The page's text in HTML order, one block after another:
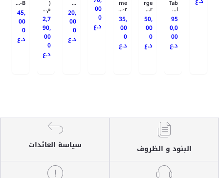
Tab
l...
95
0,0
00
د.ع
rge
r...
50,
00
0
د.ع
me
r-...
35,
00
0
د.ع
00
0
د.ع
...
20,
00
0
د.ع
)
م...
2,7
90,
00
0
د.ع
B-...
45,
00
0
د.ع
البنود و الظروف سياسة العائدات